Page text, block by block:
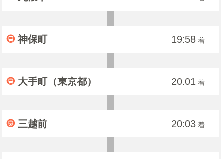
神保町 19:58 着
大手町（東京都） 20:01 着
三越前 20:03 着